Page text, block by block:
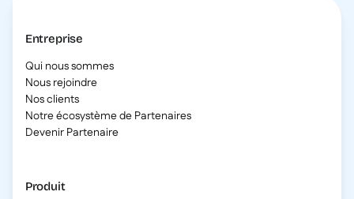
Entreprise
Qui nous sommes
Nous rejoindre
Nos clients
Notre écosystème de Partenaires
Devenir Partenaire
Produit